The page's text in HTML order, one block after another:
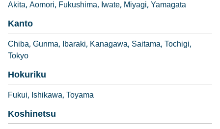
Akita Aomori Fukushima Iwate Miyagi Yamagata
Kanto
Chiba Gunma Ibaraki Kanagawa Saitama Tochigi
Tokyo
Hokuriku
Fukui Ishikawa Toyama
Koshinetsu